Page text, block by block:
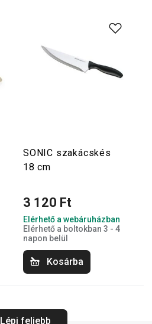
SONIC szakácskés
18 cm
3 120 Ft
Elérhető a webáruházban
Elérhető a boltokban 3 - 4
napon belül
Kosárba
Lépj feljebb